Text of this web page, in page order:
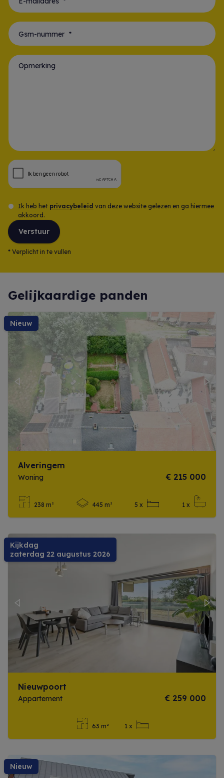
Ik heb het privacybeleid van deze website gelezen en ga hiermee
akkoord.
Verstuur
* Verplicht in te vullen
Gelijkaardige panden
nieuw
Previous Next
Alveringem
Woning € 215 000
238 m² 445 m² 5 x 1 x
Kijkdag
zaterdag 22 augustus 2026
Previous Next
Nieuwpoort
Appartement € 259 000
63 m² 1 x
nieuw